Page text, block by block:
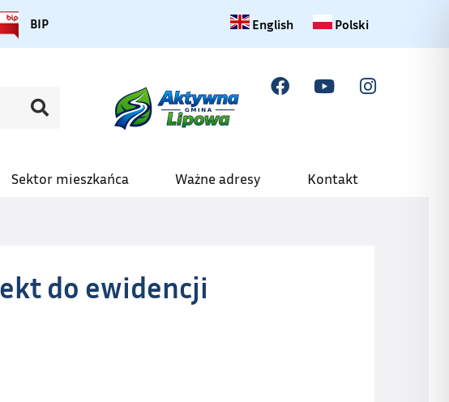
BIP Change language to English
English Zmiana języka na polski
Polski
Sektor mieszkańca Ważne adresy Kontakt
do ewidencji